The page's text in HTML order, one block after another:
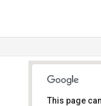
This page